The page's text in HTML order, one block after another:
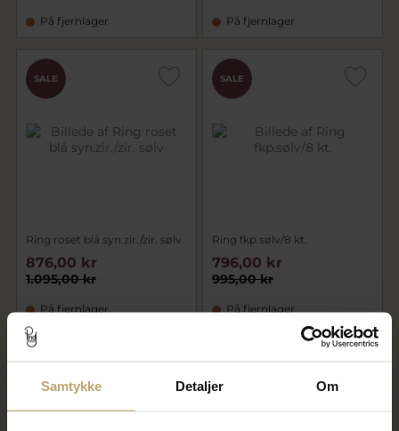
Samtykke Detaljer Om
På fjernlager På fjernlager
SALE
Ring roset blå syn.zir./zir. sølv
1.095,00 kr
876,00 kr
På fjernlager
SALE
Ring fkp.sølv/8 kt.
995,00 kr
796,00 kr
På fjernlager